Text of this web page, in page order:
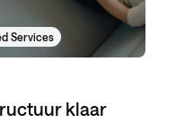
Services
klaar